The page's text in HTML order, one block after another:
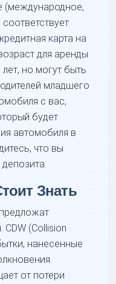
(международное,
карта на
для аренды
но могут быть
младшего
с вас,
будет
автомобиля в
что вы
Знать
(Collision
нанесенные
от потери